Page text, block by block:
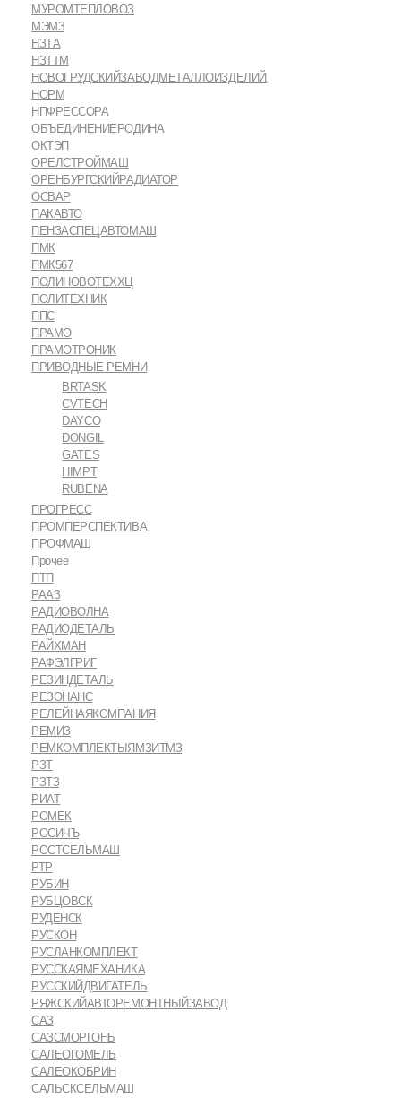
МУРОМТЕПЛОВОЗ
МЭМЗ
НЗТА
НЗТТМ
НОВОГРУДСКИЙЗАВОДМЕТАЛЛОИЗДЕЛИЙ
НОРМ
НПФРЕССОРА
ОБЪЕДИНЕНИЕРОДИНА
ОКТЭП
ОРЕЛСТРОЙМАШ
ОРЕНБУРГСКИЙРАДИАТОР
ОСВАР
ПАКАВТО
ПЕНЗАСПЕЦАВТОМАШ
ПМК
ПМК567
ПОЛИНОВОТЕХХЦ
ПОЛИТЕХНИК
ППС
ПРАМО
ПРАМОТРОНИК
ПРИВОДНЫЕ РЕМНИ
BRTASK
CVTECH
DAYCO
DONGIL
GATES
HIMPT
RUBENA
ПРОГРЕСС
ПРОМПЕРСПЕКТИВА
ПРОФМАШ
Прочее
ПТП
РААЗ
РАДИОВОЛНА
РАДИОДЕТАЛЬ
РАЙХМАН
РАФЭЛГРИГ
РЕЗИНДЕТАЛЬ
РЕЗОНАНС
РЕЛЕЙНАЯКОМПАНИЯ
РЕМИЗ
РЕМКОМПЛЕКТЫЯМЗИТМЗ
РЗТ
РЗТЗ
РИАТ
РОМЕК
РОСИЧЪ
РОСТСЕЛЬМАШ
РТР
РУБИН
РУБЦОВСК
РУДЕНСК
РУСКОН
РУСЛАНКОМПЛЕКТ
РУССКАЯМЕХАНИКА
РУССКИЙДВИГАТЕЛЬ
РЯЖСКИЙАВТОРЕМОНТНЫЙЗАВОД
САЗ
САЗСМОРГОНЬ
САЛЕОГОМЕЛЬ
САЛЕОКОБРИН
САЛЬСКСЕЛЬМАШ